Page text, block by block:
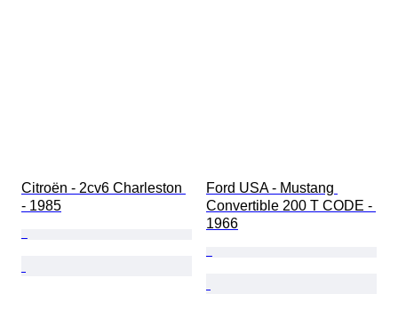
Citroën - 2cv6 Charleston
- 1985
Ford USA - Mustang
Convertible 200 T CODE -
1966